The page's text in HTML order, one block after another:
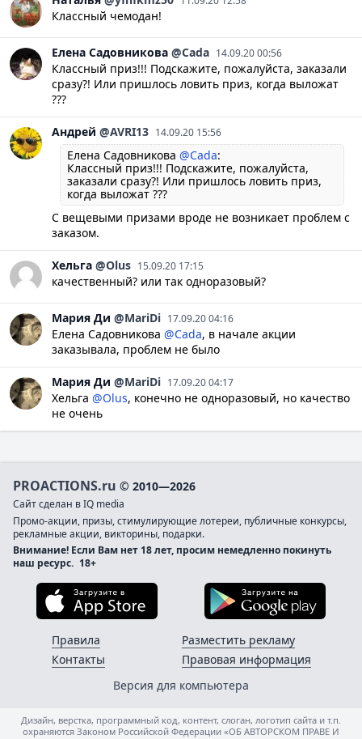
Классный чемодан!
Елена Садовникова @Cada 14.09.20 00:56
Классный приз!!! Подскажите, пожалуйста, заказали
сразу?! Или пришлось ловить приз, когда выложат
???
Андрей @AVRI13 14.09.20 15:56
Елена Садовникова @Cada:
Классный приз!!! Подскажите, пожалуйста,
заказали сразу?! Или пришлось ловить приз,
когда выложат ???
С вещевыми призами вроде не возникает проблем с
заказом.
Хельга @Olus 15.09.20 17:15
качественный? или так одноразовый?
Мария Ди @MariDi 17.09.20 04:16
Елена Садовникова @Cada, в начале акции
заказывала, проблем не было
Мария Ди @MariDi 17.09.20 04:17
Хельга @Olus, конечно не одноразовый, но качество
не очень
PROACTIONS.ru © 2010—2026
Сайт сделан в IQ media
Промо-акции, призы, стимулирующие лотереи, публичные конкурсы,
рекламные акции, викторины, подарки.
Внимание! Если Вам нет 18 лет, просим немедленно покинуть
наш ресурс. 18+
Загрузите в App Store
Правила
Контакты
Разместить рекламу
Правовая информация
Версия для компьютера
Дизайн, верстка, программный код, контент, слоган, логотип сайта и т.п.
охраняются Законом Российской Федерации «ОБ АВТОРСКОМ ПРАВЕ И